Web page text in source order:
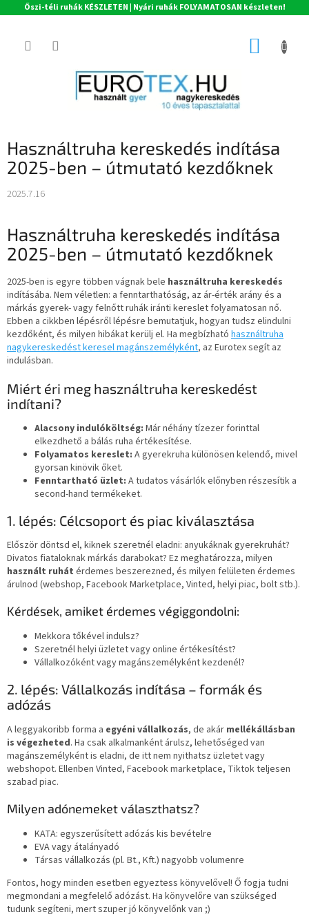
Őszi-téli ruhák KÉSZLETEN | Nyári ruhák FOLYAMATOSAN készleten!
KOSÁR
Használtruha kereskedés indítása
2025-ben – útmutató kezdőknek
2025.7.16
Használtruha kereskedés indítása
2025-ben – útmutató kezdőknek
2025-ben is egyre többen vágnak bele használtruha kereskedés
indításába. Nem véletlen: a fenntarthatóság, az ár-érték arány és a
márkás gyerek- vagy felnőtt ruhák iránti kereslet folyamatosan nő.
Ebben a cikkben lépésről lépésre bemutatjuk, hogyan tudsz elindulni
kezdőként, és milyen hibákat kerülj el. Ha megbízható használtruha
nagykereskedést keresel magánszemélyként, az Eurotex segít az
indulásban.
Miért éri meg használtruha kereskedést
indítani?
Alacsony indulóköltség: Már néhány tízezer forinttal
elkezdhető a bálás ruha értékesítése.
Folyamatos kereslet: A gyerekruha különösen kelendő, mivel
gyorsan kinövik őket.
Fenntartható üzlet: A tudatos vásárlók előnyben részesítik a
second-hand termékeket.
1. lépés: Célcsoport és piac kiválasztása
Először döntsd el, kiknek szeretnél eladni: anyukáknak gyerekruhát?
Divatos fiataloknak márkás darabokat? Ez meghatározza, milyen
használt ruhát érdemes beszerezned, és milyen felületen érdemes
árulnod (webshop, Facebook Marketplace, Vinted, helyi piac, bolt stb.).
Kérdések, amiket érdemes végiggondolni:
Mekkora tőkével indulsz?
Szeretnél helyi üzletet vagy online értékesítést?
Vállalkozóként vagy magánszemélyként kezdenél?
2. lépés: Vállalkozás indítása – formák és
adózás
A leggyakoribb forma a egyéni vállalkozás, de akár mellékállásban
is végezheted. Ha csak alkalmanként árulsz, lehetőséged van
magánszemélyként is eladni, de itt nem nyithatsz üzletet vagy
webshopot. Ellenben Vinted, Facebook marketplace, Tiktok teljesen
szabad piac.
Milyen adónemeket választhatsz?
KATA: egyszerűsített adózás kis bevételre
EVA vagy átalányadó
Társas vállalkozás (pl. Bt., Kft.) nagyobb volumenre
Fontos, hogy minden esetben egyeztess könyvelővel! Ő fogja tudni
megmondani a megfelelő adózást. Ha könyvelőre van szükséged
tudunk segíteni, mert szuper jó könyvelőnk van ;)